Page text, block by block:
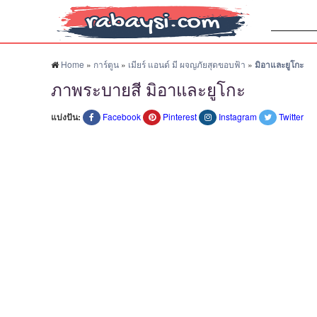
Home » การ์ตูน » เมียร์ แอนด์ มี ผจญภัยสุดขอบฟ้า » มิอาและยูโกะ
ภาพระบายสี มิอาและยูโกะ
แบ่งปัน: Facebook Pinterest Instagram Twitter